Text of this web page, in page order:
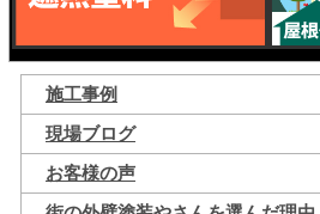
施工事例
現場ブログ
お客様の声